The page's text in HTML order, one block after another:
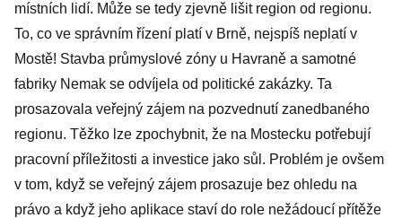
místních lidí. Může se tedy zjevně lišit region od regionu.
To, co ve správním řízení platí v Brně, nejspíš neplatí v
Mostě! Stavba průmyslové zóny u Havraně a samotné
fabriky Nemak se odvíjela od politické zakázky. Ta
prosazovala veřejný zájem na pozvednutí zanedbaného
regionu. Těžko lze zpochybnit, že na Mostecku potřebují
pracovní příležitosti a investice jako sůl. Problém je ovšem
v tom, když se veřejný zájem prosazuje bez ohledu na
právo a když jeho aplikace staví do role nežádoucí přítěže